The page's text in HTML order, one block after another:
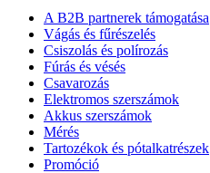
A B2B partnerek támogatása
Vágás és fűrészelés
Csiszolás és polírozás
Fúrás és vésés
Csavarozás
Elektromos szerszámok
Akkus szerszámok
Mérés
Tartozékok és pótalkatrészek
Promóció